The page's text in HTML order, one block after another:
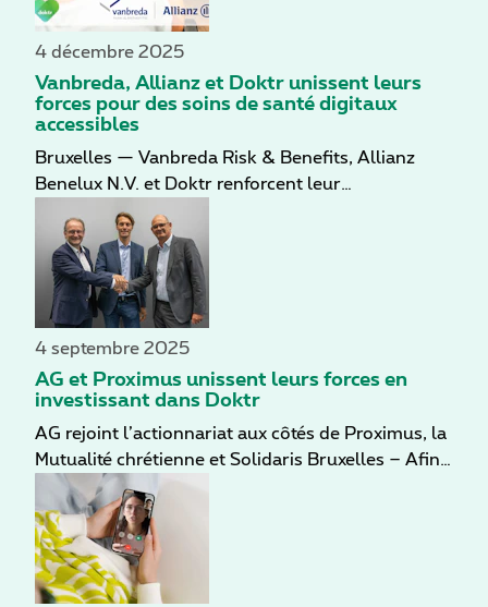
savoir si les soins digitaux ont leur place, mais
comment ils peuvent se déployer de manière
réalité, Doktr ne se contente pas de revenir sur les
cinq dernières années, mais se tourne également
vers la prochaine phase de développement des
soins hybrides en Belgique.
4 décembre 2025
Vanbreda, Allianz et Doktr unissent leurs
forces pour des soins de santé digitaux
accessibles
Bruxelles — Vanbreda Risk & Benefits, Allianz
Benelux N.V. et Doktr renforcent leur
collaboration afin de rendre les soins de santé
digitaux plus accessibles à des milliers de
travailleurs en Belgique. Grâce à des solutions
d’assurance, la compagnie d’assurances Allianz et
le gestionnaire Vanbreda misent sur le bien-être
des travailleurs, avec Doktr comme partenaire de
4 septembre 2025
AG et Proximus unissent leurs forces en
investissant dans Doktr
AG rejoint l’actionnariat aux côtés de Proximus, la
Mutualité chrétienne et Solidaris Bruxelles – Afin
de renforcer leur partenariat, AG, leader du
marché belge de l’assurance, entre dans le capital
de l’app belge de consultation vidéo Doktr.
L’opérateur Proximus, qui avait lancé l’app Doktr
en 2021, participe également à cet